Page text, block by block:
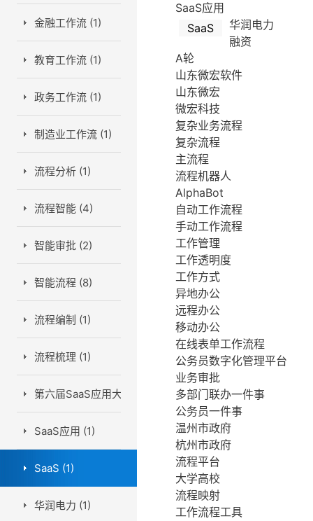
金融工作流 (1)
教育工作流 (1)
政务工作流 (1)
制造业工作流 (1)
流程分析 (1)
流程智能 (4)
智能审批 (2)
智能流程 (8)
流程编制 (1)
流程梳理 (1)
第六届SaaS应用大会 (1)
SaaS应用 (1)
SaaS (1)
华润电力 (1)
SaaS应用
SaaS
华润电力
融资
A轮
山东微宏软件
山东微宏
微宏科技
复杂业务流程
复杂流程
主流程
流程机器人
AlphaBot
自动工作流程
手动工作流程
工作管理
工作透明度
工作方式
异地办公
远程办公
移动办公
在线表单工作流程
公务员数字化管理平台
业务审批
多部门联办一件事
公务员一件事
温州市政府
杭州市政府
流程平台
大学高校
流程映射
工作流程工具